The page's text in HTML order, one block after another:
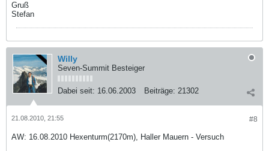
Gruß
Stefan
Willy
Seven-Summit Besteiger
Dabei seit: 16.06.2003 Beiträge: 21302
#8
21.08.2010, 21:55
AW: 16.08.2010 Hexenturm(2170m), Haller Mauern - Versuch